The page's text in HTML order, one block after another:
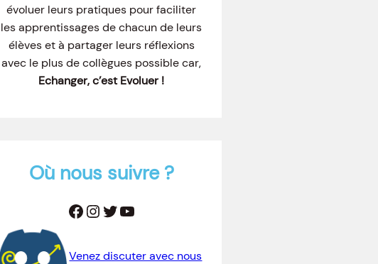
évoluer leurs pratiques pour faciliter
les apprentissages de chacun de leurs
élèves et à partager leurs réflexions
avec le plus de collègues possible car,
Echanger, c’est Evoluer !
Où nous suivre ?
Facebook Instagram Twitter YouTube
Venez discuter avec nous